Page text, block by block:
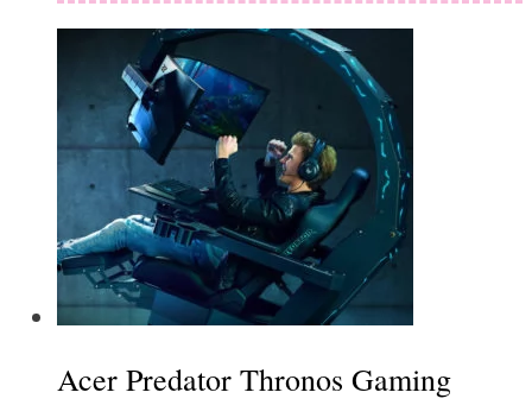
Acer Predator Thronos Gaming